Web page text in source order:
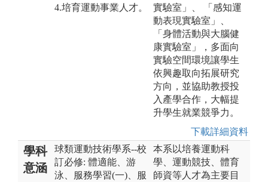
4.培育運動事業人才。
實驗室」、 「感知運
動表現實驗室」、
「身體活動與大腦健
康實驗室」，多面向
實驗空間環境讓學生
依興趣取向拓展研究
方向，並協助教授投
入產學合作，大幅提
升學生就業競爭力。
下載詳細資料
學科
意涵
球類運動技術學系--校
訂必修: 體適能、游
泳、服務學習(一)、服
本系以培養運動科
學、運動競技、體育
師資等人才為主要目